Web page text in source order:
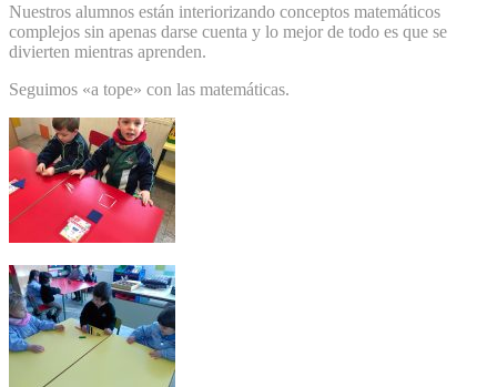
Nuestros alumnos están interiorizando conceptos matemáticos
complejos sin apenas darse cuenta y lo mejor de todo es que se
divierten mientras aprenden.
Seguimos «a tope» con las matemáticas.